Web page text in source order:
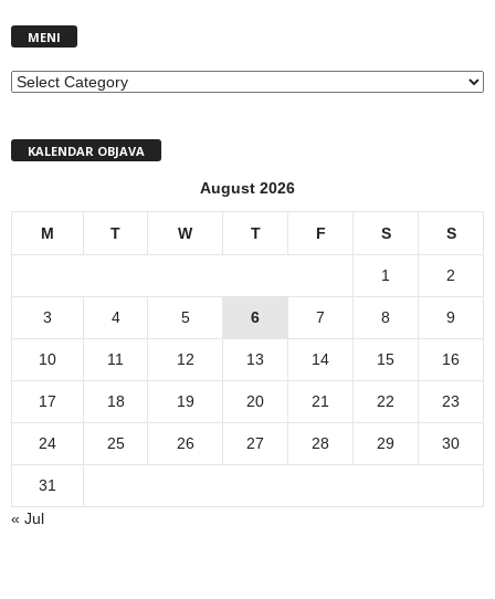
MENI
MENI
KALENDAR OBJAVA
August 2026
M T W T F S S
1 2
3 4 5 6 7 8 9
10 11 12 13 14 15 16
17 18 19 20 21 22 23
24 25 26 27 28 29 30
31
« Jul